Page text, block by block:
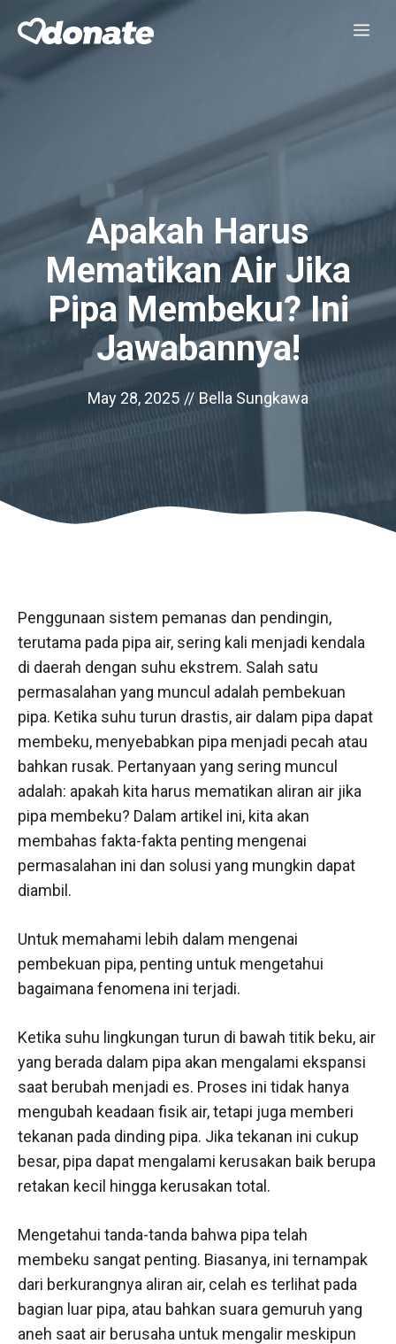
Apakah Harus
Mematikan Air Jika
Pipa Membeku? Ini
Jawabannya!
May 28, 2025 // Bella Sungkawa
Penggunaan sistem pemanas dan pendingin,
terutama pada pipa air, sering kali menjadi kendala
di daerah dengan suhu ekstrem. Salah satu
permasalahan yang muncul adalah pembekuan
pipa. Ketika suhu turun drastis, air dalam pipa dapat
membeku, menyebabkan pipa menjadi pecah atau
bahkan rusak. Pertanyaan yang sering muncul
adalah: apakah kita harus mematikan aliran air jika
pipa membeku? Dalam artikel ini, kita akan
membahas fakta-fakta penting mengenai
permasalahan ini dan solusi yang mungkin dapat
diambil.
Untuk memahami lebih dalam mengenai
pembekuan pipa, penting untuk mengetahui
bagaimana fenomena ini terjadi.
Ketika suhu lingkungan turun di bawah titik beku, air
yang berada dalam pipa akan mengalami ekspansi
saat berubah menjadi es. Proses ini tidak hanya
mengubah keadaan fisik air, tetapi juga memberi
tekanan pada dinding pipa. Jika tekanan ini cukup
besar, pipa dapat mengalami kerusakan baik berupa
retakan kecil hingga kerusakan total.
Mengetahui tanda-tanda bahwa pipa telah
membeku sangat penting. Biasanya, ini ternampak
dari berkurangnya aliran air, celah es terlihat pada
bagian luar pipa, atau bahkan suara gemuruh yang
aneh saat air berusaha untuk mengalir meskipun